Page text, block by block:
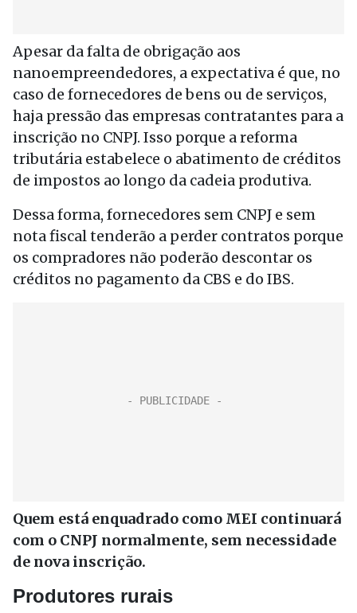
Apesar da falta de obrigação aos
nanoempreendedores, a expectativa é que, no
caso de fornecedores de bens ou de serviços,
haja pressão das empresas contratantes para a
inscrição no CNPJ. Isso porque a reforma
tributária estabelece o abatimento de créditos
de impostos ao longo da cadeia produtiva.
Dessa forma, fornecedores sem CNPJ e sem
nota fiscal tenderão a perder contratos porque
os compradores não poderão descontar os
créditos no pagamento da CBS e do IBS.
Quem está enquadrado como MEI continuará
com o CNPJ normalmente, sem necessidade
de nova inscrição.
Produtores rurais